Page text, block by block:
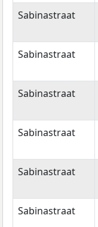
Sabinastraat
Sabinastraat
Sabinastraat
Sabinastraat
Sabinastraat
Sabinastraat